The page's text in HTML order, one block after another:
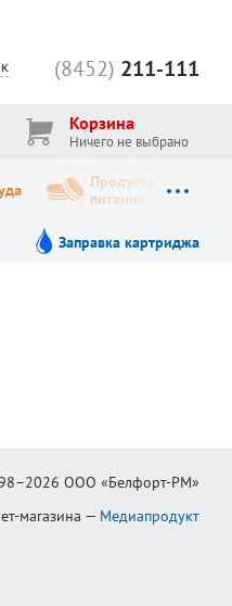
(8452) 211-111
Корзина
Ничего не выбрано
Продукты
питания
Заправка картриджа
ООО «Белфорт-РМ»
магазина — Медиапродукт